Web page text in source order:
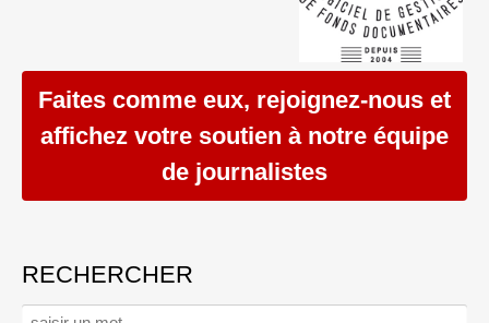
Faites comme eux, rejoignez-nous et
affichez votre soutien à notre équipe
de journalistes
RECHERCHER
Rechercher :